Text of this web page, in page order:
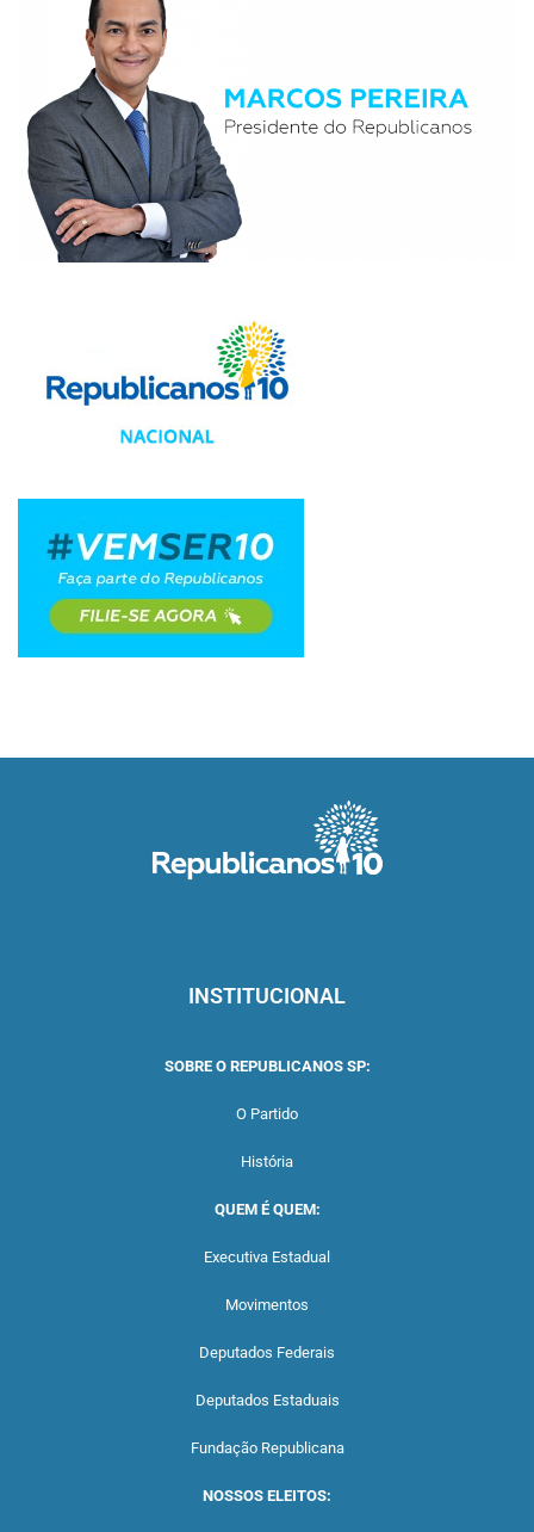
INSTITUCIONAL
SOBRE O REPUBLICANOS SP:
O Partido
História
QUEM É QUEM:
Executiva Estadual
Movimentos
Deputados Federais
Deputados Estaduais
Fundação Republicana
NOSSOS ELEITOS: